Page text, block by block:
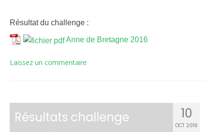
Résultat du challenge :
Anne de Bretagne 2016
Laissez un commentaire
10
OCT 2016
Résultats challenge